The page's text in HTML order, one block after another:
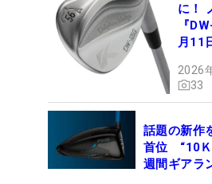
に！
『
月11
2026
33
話題の新作
首位 “10Ｋ
週間ギアラ